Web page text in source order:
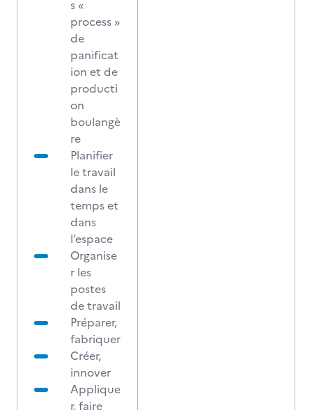
s «
process »
de
panificat
ion et de
producti
on
boulangè
re
Planifier
le travail
dans le
temps et
dans
l’espace
Organise
r les
postes
de travail
Préparer,
fabriquer
Créer,
innover
Applique
r, faire